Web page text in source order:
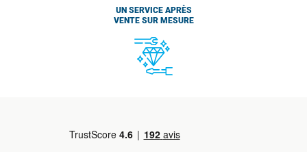
UN SERVICE APRÈS
VENTE SUR MESURE